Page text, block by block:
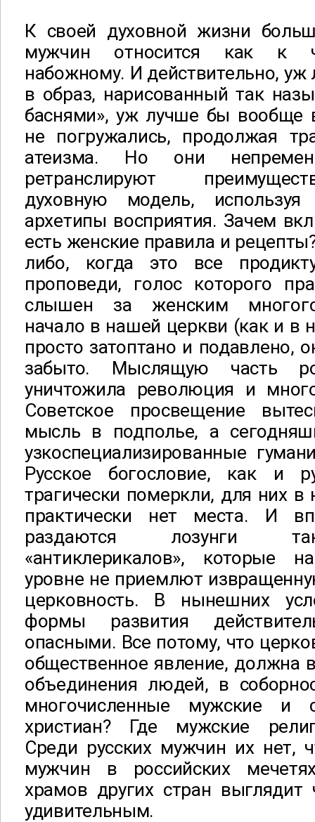
К своей духовной жизни
мужчин относится как к
набожному. И действительно,
в образ, нарисованный так
баснями», уж лучше бы вообще
не погружались, продолжая
атеизма. Но они
ретранслируют
духовную модель,
архетипы восприятия. Зачем
есть женские правила и
либо, когда это все
проповеди, голос которого
слышен за женским
начало в нашей церкви (как и в
просто затоптано и подавлено,
забыто. Мыслящую часть
уничтожила революция и
Советское просвещение
мысль в подполье, а
узкоспециализированные
Русское богословие, как и
трагически померкли, для них
практически нет места. И
раздаются лозунги
«антиклерикалов», которые
уровне не приемлют
церковность. В нынешних
формы развития
опасными. Все потому, что
общественное явление, должна
объединения людей, в
многочисленные мужские и
христиан? Где мужские
Среди русских мужчин их нет,
мужчин в российских
храмов других стран
удивительным.